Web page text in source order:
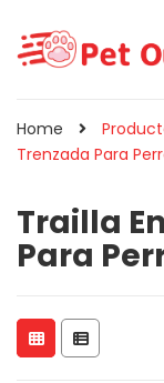
Home
Trenzada Para
Trailla
Para